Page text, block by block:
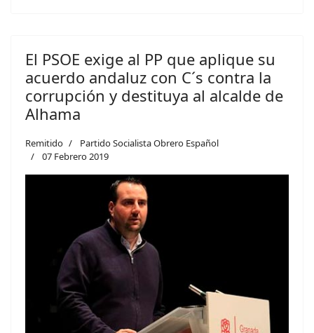
El PSOE exige al PP que aplique su
acuerdo andaluz con C´s contra la
corrupción y destituya al alcalde de
Alhama
Remitido
Partido Socialista Obrero Español
07 Febrero 2019